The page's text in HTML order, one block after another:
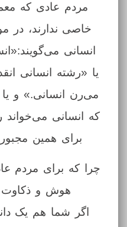
مردم عادی که
خاصی ندارند، در
انسانی
یا «رشته انسانی
می‌رن انسانی.» و یا
که انسانی
برای همین مجبور
چرا که برای مردم
هوش و
اگر شما هم یک